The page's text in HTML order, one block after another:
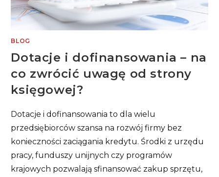
BLOG
Dotacje i dofinansowania – na
co zwrócić uwagę od strony
księgowej?
Dotacje i dofinansowania to dla wielu
przedsiębiorców szansa na rozwój firmy bez
konieczności zaciągania kredytu. Środki z urzędu
pracy, funduszy unijnych czy programów
krajowych pozwalają sfinansować zakup sprzętu,